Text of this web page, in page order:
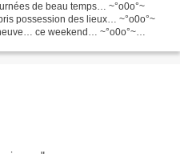
de beau temps… ~°o0o°~
possession des lieux… ~°o0o°~
ce weekend… ~°o0o°~